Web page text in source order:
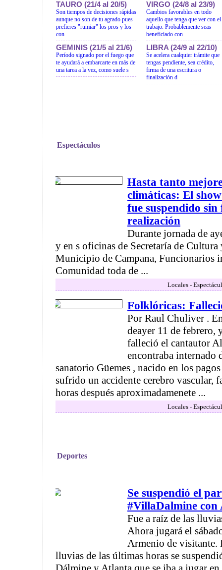
TAURO (21/4 al 20/5)
Son tiempos de decisiones rápidas
aunque no son de tu agrado pues
prefieres "rumiar" los pros y los
con
GEMINIS (21/5 al 21/6)
Período signado por el fuego que
te ayudará a embarcarte en más de
una tarea a la vez, como suele s
VIRGO (24/8 al 23/9)
Cambios favorables en todo
aquello que tenga que ver con el
trabajo. Probablemente seas
beneficiado con
LIBRA (24/9 al 22/10)
Se acelera cualquier trámite que
tengas pendiente, sea crédito,
firma de una escritura o
finalización d
Espectáculos
Hasta tanto
climáticas: El
fue suspendido
realización
Durante jornada de
y en s oficinas de Secretaría de
Municipio de Campana, Funcionarios
Comunidad toda de ...
Locales -
Folklóricas:
Por Raul Chuliver .
deayer 11 de febrero,
falleció el cantautor
encontraba internado
sanatorio Güemes , nacido en los
sufrido un accidente cerebro vascular,
horas después aproximadamenete ...
Locales -
Deportes
Se suspendió el
#VillaDalmine con
Fue a raíz de las
Ahora jugará el
Armenio de visitante.
lluvias de las últimas horas se